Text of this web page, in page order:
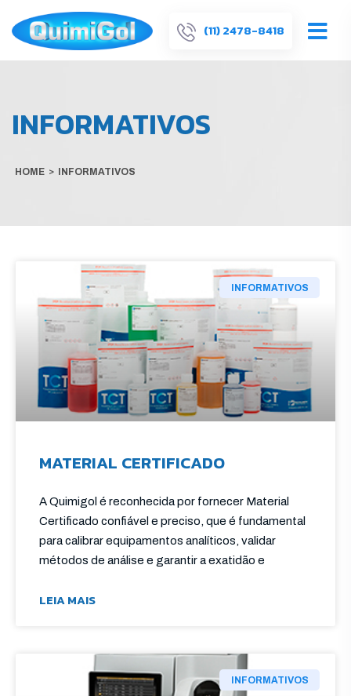
(11) 2478-8418
INFORMATIVOS
HOME > INFORMATIVOS
INFORMATIVOS
MATERIAL CERTIFICADO
A Quimigol é reconhecida por fornecer Material
Certificado confiável e preciso, que é fundamental
para calibrar equipamentos analíticos, validar
métodos de análise e garantir a exatidão e
LEIA MAIS
INFORMATIVOS